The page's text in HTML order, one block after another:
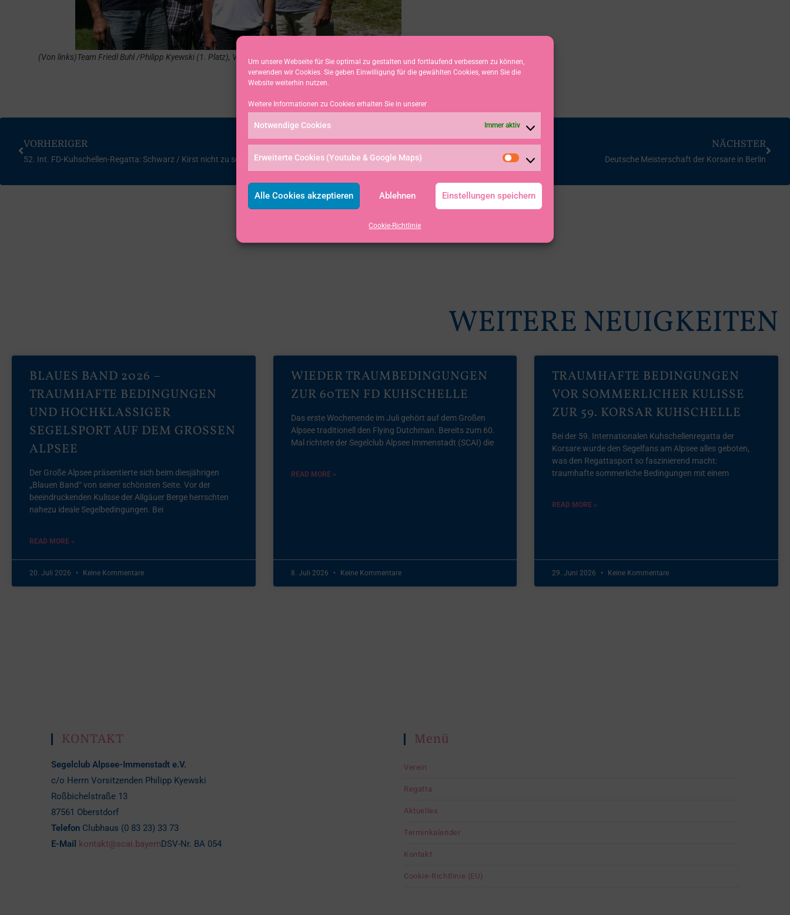
Um unsere Webseite für Sie optimal zu gestalten und fortlaufend verbessern zu können,
verwenden wir Cookies. Sie geben Einwilligung für die gewählten Cookies, wenn Sie die
Website weiterhin nutzen.
Weitere Informationen zu Cookies erhalten Sie in unserer
Notwendige Cookies Immer aktiv
Erweiterte Cookies (Youtube & Google Maps)
Alle Cookies akzeptieren Ablehnen Einstellungen speichern
Cookie-Richtlinie
(Von links)Team Friedl Buhl /Philipp Kyewski (1. Platz), Valentin KLawitter (4.) und sein Vater Michael Klawitter (6.)
VORHERIGER
52. Int. FD-Kuhschellen-Regatta: Schwarz / Kirst nicht zu schlagen!
NÄCHSTER
Deutsche Meisterschaft der Korsare in Berlin
WEITERE NEUIGKEITEN
BLAUES BAND 2026 –
TRAUMHAFTE BEDINGUNGEN
UND HOCHKLASSIGER
SEGELSPORT AUF DEM GROSSEN A
LPSEE
Der Große Alpsee präsentierte sich beim diesjährigen
„Blauen Band“ von seiner schönsten Seite. Vor der
beeindruckenden Kulisse der Allgäuer Berge herrschten
nahezu ideale Segelbedingungen. Bei
READ MORE »
20. Juli 2026 Keine Kommentare
WIEDER TRAUMBEDINGUNGEN
ZUR 60TEN FD KUHSCHELLE
Das erste Wochenende im Juli gehört auf dem Großen
Alpsee traditionell den Flying Dutchman. Bereits zum 60.
Mal richtete der Segelclub Alpsee Immenstadt (SCAI) die
READ MORE »
8. Juli 2026 Keine Kommentare
TRAUMHAFTE BEDINGUNGEN
VOR SOMMERLICHER KULISSE
ZUR 59. KORSAR KUHSCHELLE
Bei der 59. Internationalen Kuhschellenregatta der
Korsare wurde den Segelfans am Alpsee alles geboten,
was den Regattasport so faszinierend macht:
traumhafte sommerliche Bedingungen mit einem
READ MORE »
29. Juni 2026 Keine Kommentare
KONTAKT
Segelclub Alpsee-Immenstadt e.V.
c/o Herrn Vorsitzenden Philipp Kyewski
Roßbichelstraße 13
87561 Oberstdorf
Telefon Clubhaus (0 83 23) 33 73
E-Mail
kontakt@scai.bayernDSV-Nr. BA 054
Menü
Verein
Regatta
Aktuelles
Terminkalender
Kontakt
Cookie-Richtlinie (EU)